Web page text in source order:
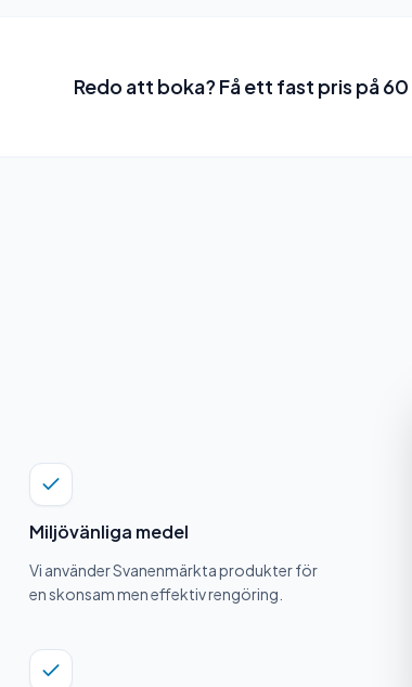
Redo att boka? Få ett fast pris på
Miljövänliga medel
Vi använder Svanenmärkta produkter för
en skonsam men effektiv rengöring.